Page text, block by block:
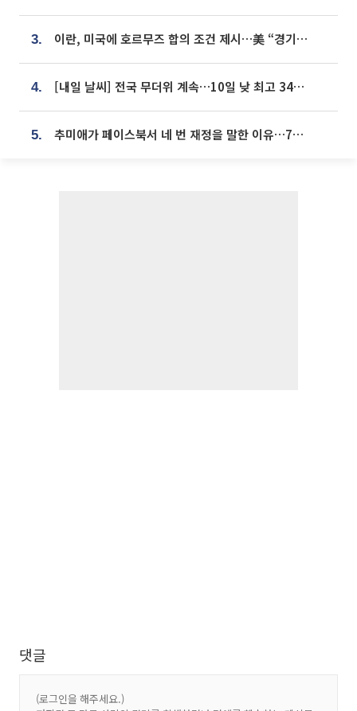
3. 이란, 미국에 호르무즈 합의 조건 제시…美 “경기 아직 안 끝나” [종합]
4. [내일 날씨] 전국 무더위 계속…10일 낮 최고 34도 육박
5. 추미애가 페이스북서 네 번 재정을 말한 이유…7700억 추경 열쇠는 도의회에
댓글